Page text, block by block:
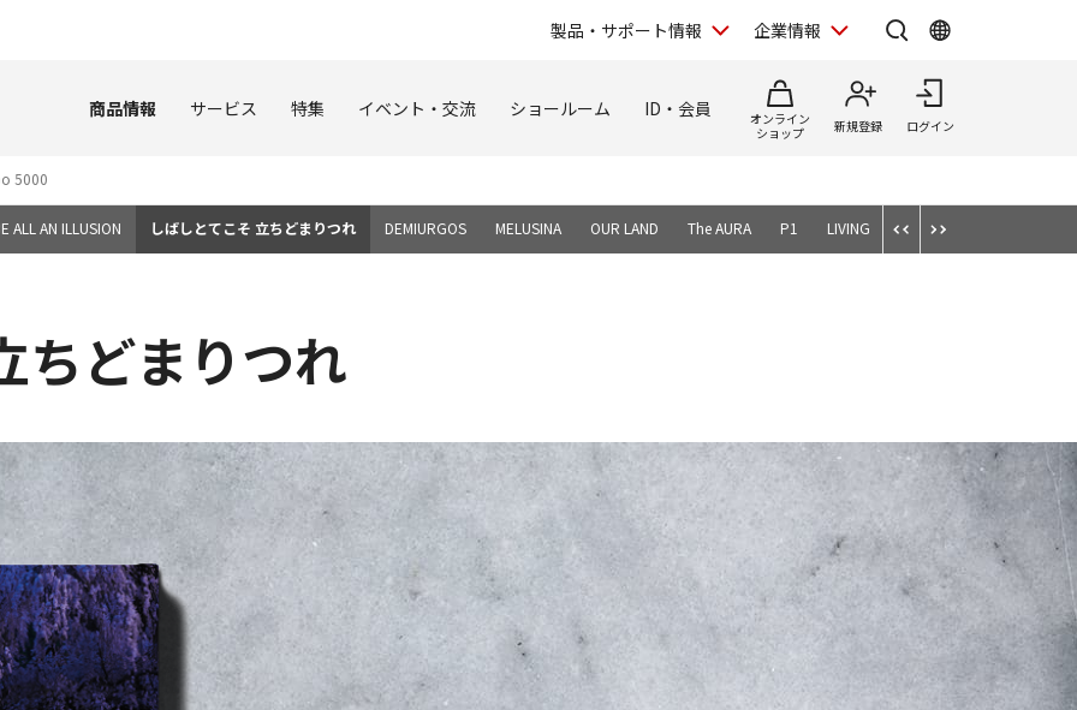
製品・サポート情報 企業情報
商品情報 サービス 特集 イベント・交流 ショールーム ID・会員
オンライン
ショップ
新規登録 ログイン
5000
ALL AN ILLUSION しばしとてこそ 立ちどまりつれ DEMIURGOS MELUSINA OUR LAND The AURA P1 LIVING SOAR HIGH
ちどまりつれ